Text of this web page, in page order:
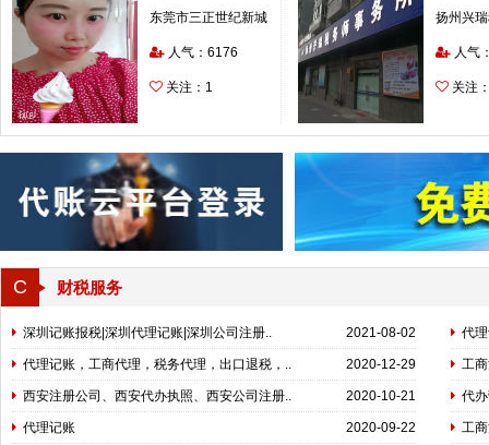
东莞市三正世纪新城
娱乐有限公司
人气：6176
关注：1
扬州兴
所 人气
关注
C 财税服务
深圳记账报税|深圳代理记账|深圳公司注册.. 2021-08-02 代
代理记账，工商代理，税务代理，出口退税，.. 2020-12-29 工
西安注册公司、西安代办执照、西安公司注册.. 2020-10-21 代
代理记账 2020-09-22 工